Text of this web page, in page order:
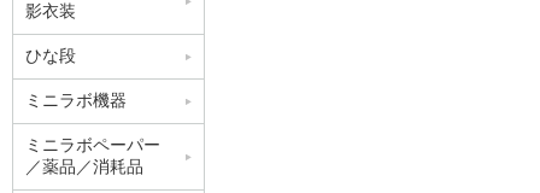
影衣装
ひな段
ミニラボ機器
ミニラボペーパー
／薬品／消耗品